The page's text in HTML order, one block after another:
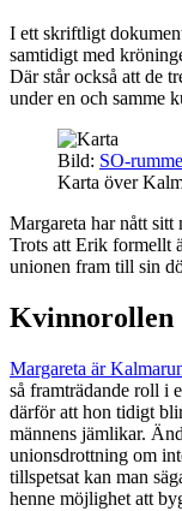
I ett skriftligt
samtidigt med
Där står också att de
under en och samme
Bild: SO-
Karta över
Margareta har nått sitt
Trots att Erik formellt
unionen fram till sin
Kvinnorollen
Margareta är
så framträdande roll i
därför att hon tidigt
männens jämlikar.
unionsdrottning om
tillspetsat kan man
henne möjlighet att